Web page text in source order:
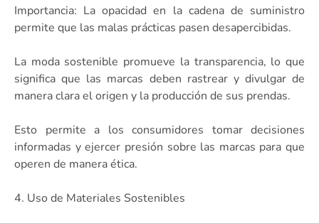
Importancia: La opacidad en la cadena de suministro
permite que las malas prácticas pasen desapercibidas.
La moda sostenible promueve la transparencia, lo que
significa que las marcas deben rastrear y divulgar de
manera clara el origen y la producción de sus prendas.
Esto permite a los consumidores tomar decisiones
informadas y ejercer presión sobre las marcas para que
operen de manera ética.
4. Uso de Materiales Sostenibles